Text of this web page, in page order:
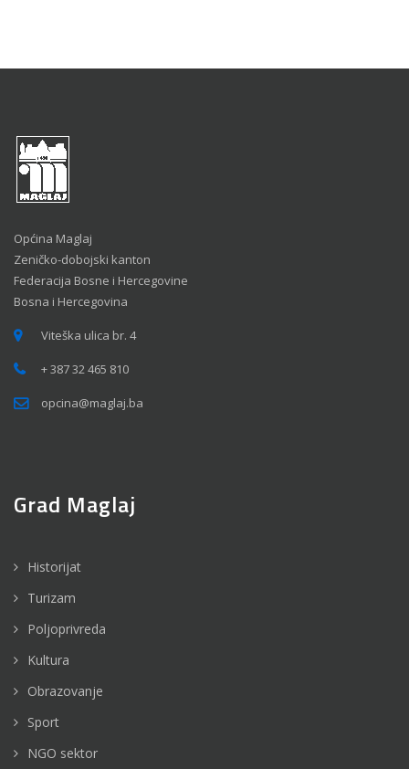
Općina Maglaj
Zeničko-dobojski kanton
Federacija Bosne i Hercegovine
Bosna i Hercegovina
Viteška ulica br. 4
+ 387 32 465 810
opcina@maglaj.ba
Grad Maglaj
Historijat
Turizam
Poljoprivreda
Kultura
Obrazovanje
Sport
NGO sektor